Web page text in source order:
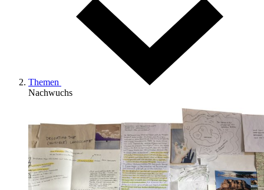
Themen
Nachwuchs